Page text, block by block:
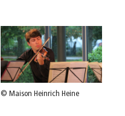
© Maison Heinrich Heine